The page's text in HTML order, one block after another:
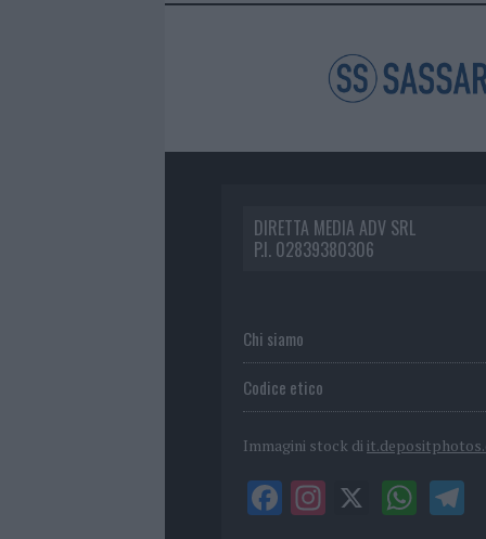
DIRETTA MEDIA ADV SRL
P.I. 02839380306
Chi siamo
Codice etico
Immagini stock di